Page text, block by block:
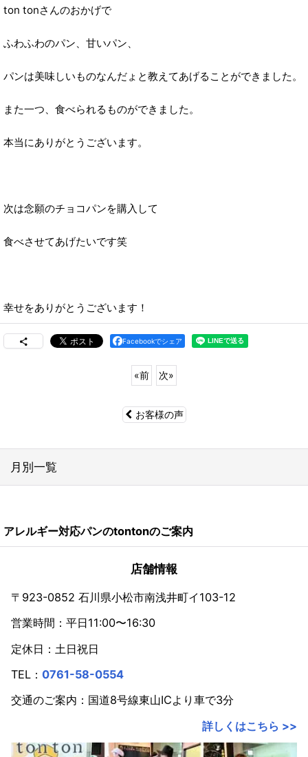
ton tonさんのおかげで
ふわふわのパン、甘いパン、
パンは美味しいものなんだょと教えてあげることができました。
また一つ、食べられるものができました。
本当にありがとうございます。
次は念願のチョコパンを購入して
食べさせてあげたいです笑
幸せをありがとうございます！
Facebookでシェア
«前 次»
お客様の声
月別一覧
2024年
2022年
2021年
2020年
2019年
2018年
アレルギー対応パンのtontonのご案内
店舗情報
〒923-0852 石川県小松市南浅井町イ103-12
営業時間：平日11:00〜16:30
定休日：土日祝日
TEL： 0761-58-0554
交通のご案内：国道8号線東山ICより車で3分
詳しくはこちら >>